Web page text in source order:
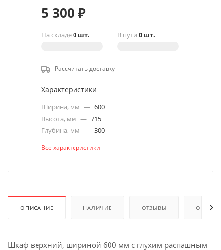
5 300 ₽
На складе0 шт. В пути 0 шт.
Рассчитать доставку
Характеристики
Ширина, мм — 600
Высота, мм — 715
Глубина, мм — 300
Все характеристики
ОПИСАНИЕ НАЛИЧИЕ ОТЗЫВЫ ОПЛАТА
Шкаф верхний, шириной 600 мм с глухим распашным